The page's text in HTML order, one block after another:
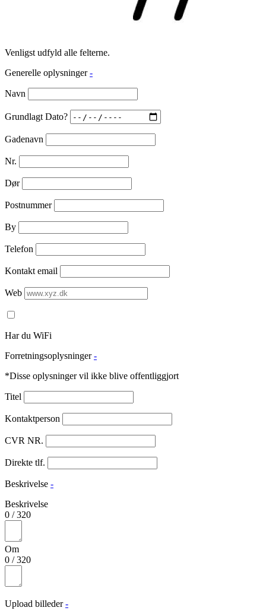
Venligst udfyld alle felterne.
Generelle oplysninger -
Navn
Grundlagt Dato?
Gadenavn
Nr.
Dør
Postnummer
By
Telefon
Kontakt email
Web
Har du WiFi
Forretningsoplysninger -
*Disse oplysninger vil ikke blive offentliggjort
Titel
Kontaktperson
CVR NR.
Direkte tlf.
Beskrivelse -
Beskrivelse
0 /320
Om
0 /320
Upload billeder -